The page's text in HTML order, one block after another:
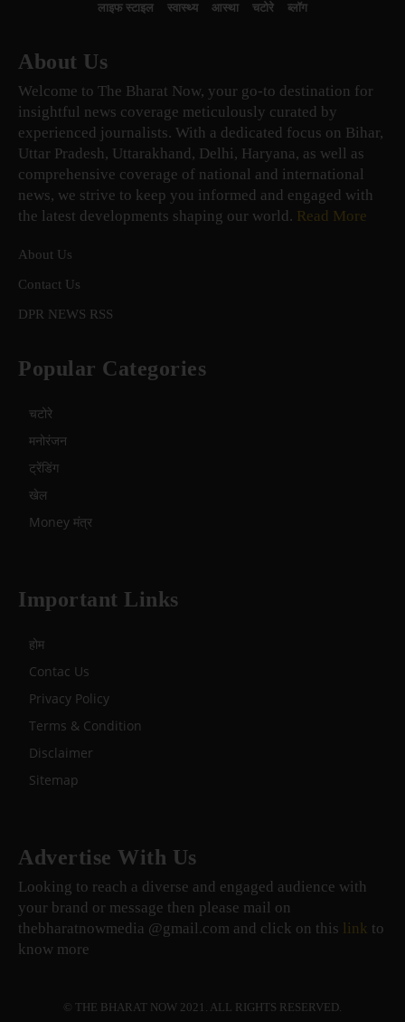
लाइफ स्टाइल
स्वास्थ्य आस्था चटोरे ब्लॉग
About Us
Welcome to The Bharat Now, your go-to destination for
insightful news coverage meticulously curated by
experienced journalists. With a dedicated focus on Bihar,
Uttar Pradesh, Uttarakhand, Delhi, Haryana, as well as
comprehensive coverage of national and international
news, we strive to keep you informed and engaged with
the latest developments shaping our world. Read More
About Us
Contact Us
DPR NEWS RSS
Popular Categories
चटोरे
मनोरंजन
ट्रेंडिंग
खेल
Money मंत्र
Important Links
होम
Contac Us
Privacy Policy
Terms & Condition
Disclaimer
Sitemap
Advertise With Us
Looking to reach a diverse and engaged audience with
your brand or message then please mail on
thebharatnowmedia @gmail.com and click on this link to
know more
© THE BHARAT NOW 2021. ALL RIGHTS RESERVED.